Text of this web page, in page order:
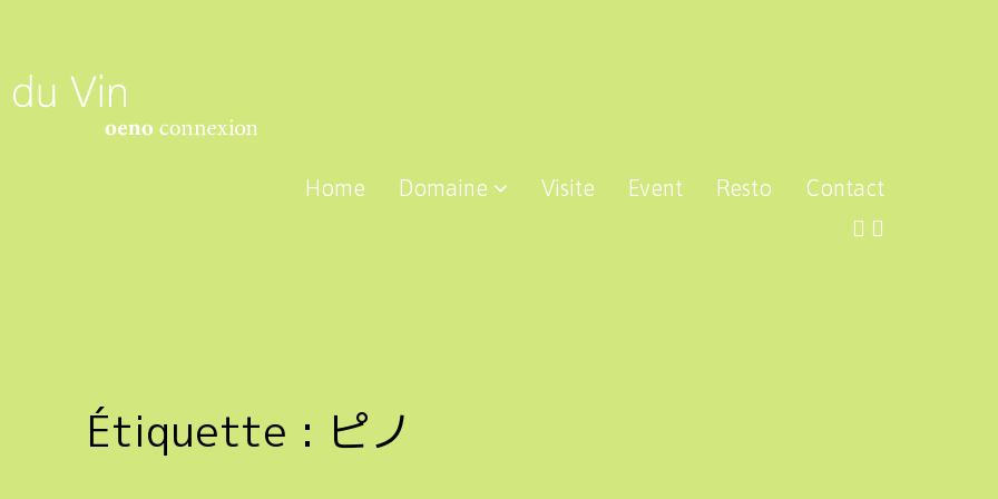
Home Domaine Visite Event Resto Contact
Étiquette : ピノ